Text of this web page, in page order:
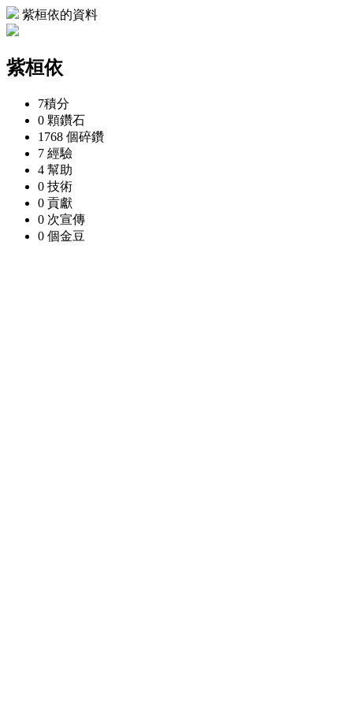
紫桓依的資料
紫桓依
7積分
0 顆鑽石
1768 個碎鑽
7 經驗
4 幫助
0 技術
0 貢獻
0 次宣傳
0 個金豆